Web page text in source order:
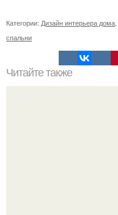
Категории: Дизайн интерьера дома
спальни
Читайте также